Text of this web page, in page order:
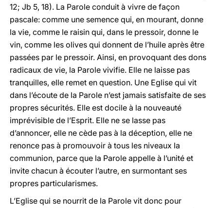
12; Jb 5, 18). La Parole conduit à vivre de façon
pascale: comme une semence qui, en mourant, donne
la vie, comme le raisin qui, dans le pressoir, donne le
vin, comme les olives qui donnent de l’huile après être
passées par le pressoir. Ainsi, en provoquant des dons
radicaux de vie, la Parole vivifie. Elle ne laisse pas
tranquilles, elle remet en question. Une Eglise qui vit
dans l’écoute de la Parole n’est jamais satisfaite de ses
propres sécurités. Elle est docile à la nouveauté
imprévisible de l’Esprit. Elle ne se lasse pas
d’annoncer, elle ne cède pas à la déception, elle ne
renonce pas à promouvoir à tous les niveaux la
communion, parce que la Parole appelle à l’unité et
invite chacun à écouter l’autre, en surmontant ses
propres particularismes.
L’Eglise qui se nourrit de la Parole vit donc pour